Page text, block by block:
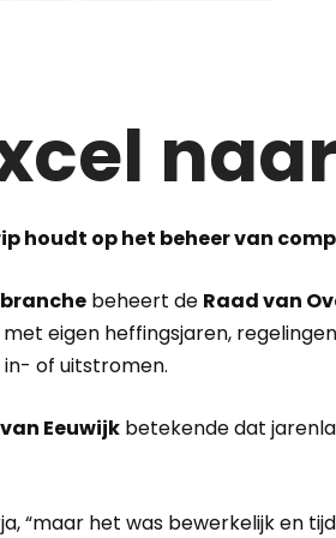
houdt op het beheer van
beheert de Raad van
eigen heffingsjaren,
of uitstromen.
Eeuwijk betekende dat
“maar het was bewerkelijk en